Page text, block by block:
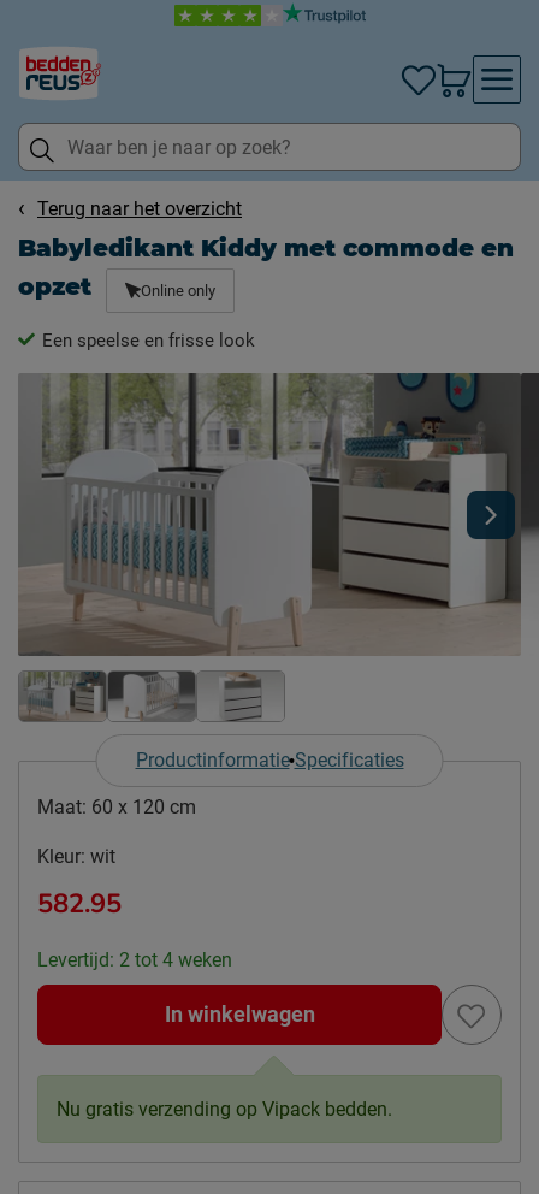
Terug naar het overzicht
Babyledikant Kiddy met commode en
opzet
Online only
Een speelse en frisse look
Productinformatie Specificaties
Maat: 60 x 120 cm
Kleur: wit
582.95
Levertijd: 2 tot 4 weken
In winkelwagen
Nu gratis verzending op Vipack bedden.